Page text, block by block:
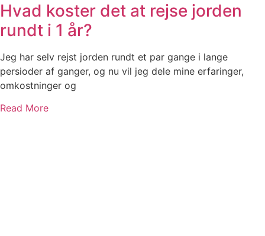
Hvad koster det at rejse jorden
rundt i 1 år?
Jeg har selv rejst jorden rundt et par gange i lange
persioder af ganger, og nu vil jeg dele mine erfaringer,
omkostninger og
Read More